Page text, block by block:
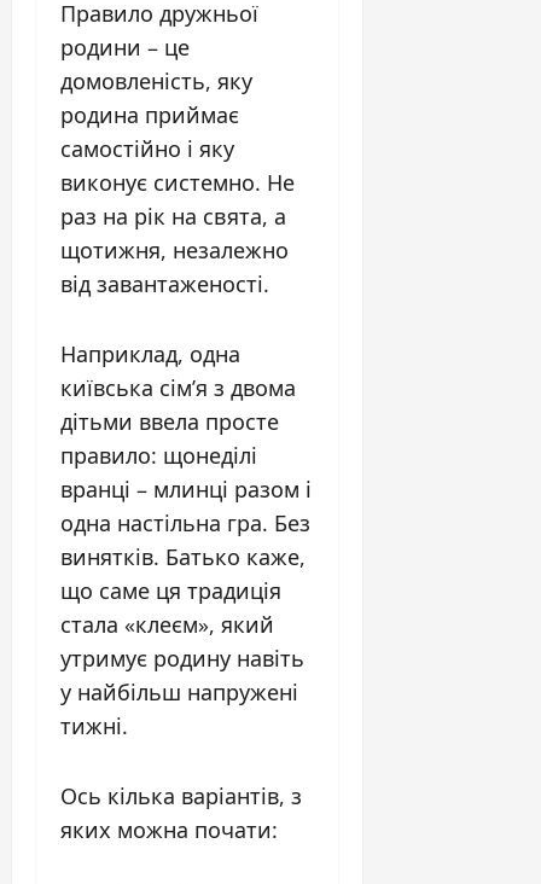
Правило дружньої
родини – це
домовленість, яку
родина приймає
самостійно і яку
виконує системно. Не
раз на рік на свята, а
щотижня, незалежно
від завантаженості.
Наприклад, одна
київська сім’я з двома
дітьми ввела просте
правило: щонеділі
вранці – млинці разом і
одна настільна гра. Без
винятків. Батько каже,
що саме ця традиція
стала «клеєм», який
утримує родину навіть
у найбільш напружені
тижні.
Ось кілька варіантів, з
яких можна почати: